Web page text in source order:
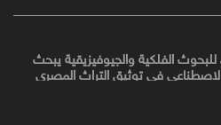
الفلكية والجيوفيزيقية يبحث
في توثيق التراث المصري